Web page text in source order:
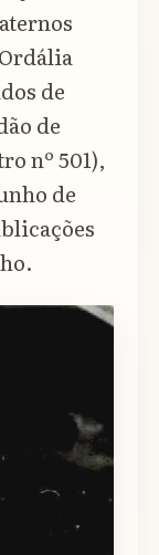
de
de
nº 501),
de